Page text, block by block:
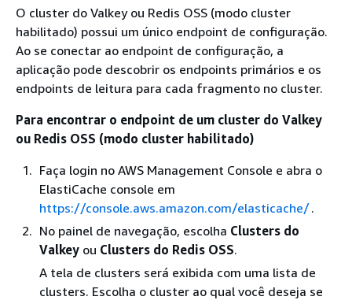
O cluster do Valkey ou Redis OSS (modo cluster
habilitado) possui um único endpoint de configuração.
Ao se conectar ao endpoint de configuração, a
aplicação pode descobrir os endpoints primários e os
endpoints de leitura para cada fragmento no cluster.
Para encontrar o endpoint de um cluster do Valkey
ou Redis OSS (modo cluster habilitado)
Faça login no AWS Management Console e abra o
ElastiCache console em
https://console.aws.amazon.com/elasticache/.
No painel de navegação, escolha Clusters do
Valkey ou Clusters do Redis OSS.
A tela de clusters será exibida com uma lista de
clusters. Escolha o cluster ao qual você deseja se